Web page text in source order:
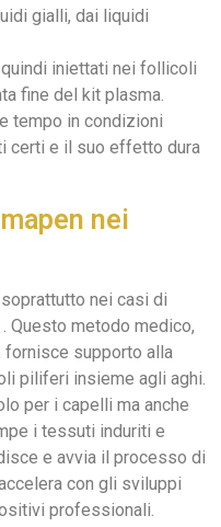
gialli, dai liquidi
iniettati nei follicoli
fine del kit plasma.
tempo in condizioni
certi e il suo effetto dura
nei
nei casi di
Questo metodo medico,
fornisce supporto alla
piliferi insieme agli aghi.
per i capelli ma anche
i tessuti induriti e
e avvia il processo di
con gli sviluppi
professionali.